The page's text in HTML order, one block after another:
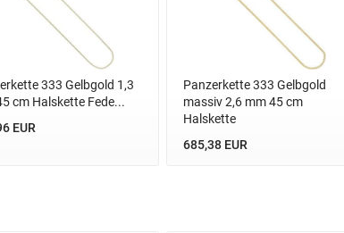
333 Gelbgold 1,3
cm Halskette Fede...
EUR
Panzerkette 333 Gelbgold
massiv 2,6 mm 45 cm
Halskette
685,38 EUR